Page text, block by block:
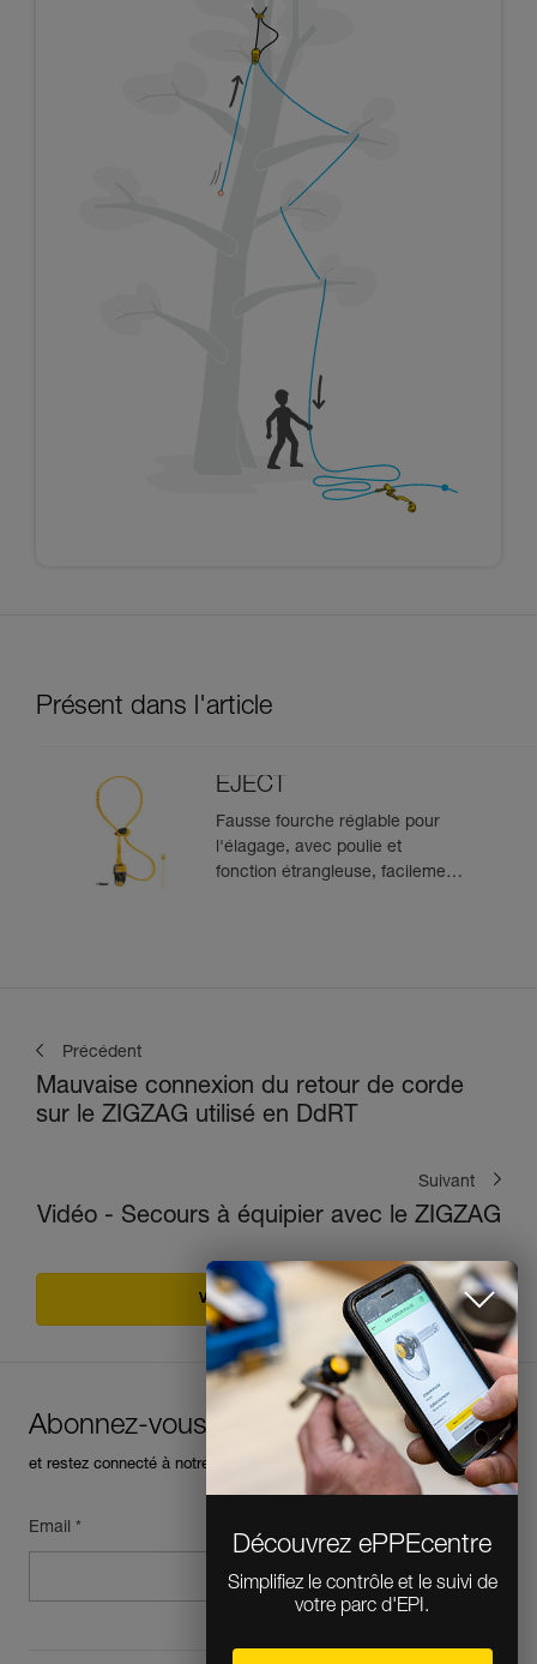
Présent dans l'article
EJECT
Fausse fourche réglable pour
l'élagage, avec poulie et
fonction étrangleuse, facilement
Précédent
Mauvaise connexion du retour de corde
sur le ZIGZAG utilisé en DdRT
Suivant
Vidéo - Secours à équipier avec le ZIGZAG
Voir tous les conseils
Découvrez ePPEcentre
Simplifiez le contrôle et le suivi de
votre parc d'EPI.
JE DÉCOUVRE L'APP
FERMER
Abonnez-vous à la newsletter
et restez connecté à notre actualité
Email *